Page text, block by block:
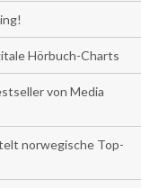
Hörbuch-Charts
von Media
norwegische Top-